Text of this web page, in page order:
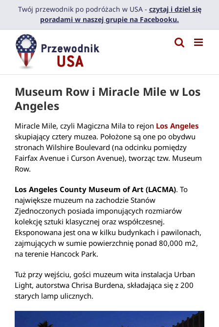
PrzejdźTwój przewodnik po podróżach w USA - czytaj i dziel się
poradami w naszej grupie na Facebooku.
Museum Row i Miracle Mile w Los
Angeles
Miracle Mile, czyli Magiczna Mila to rejon Los Angeles
skupiający cztery muzea. Położone są one po obydwu
stronach Wilshire Boulevard (na odcinku pomiędzy
Fairfax Avenue i Curson Avenue), tworząc tzw. Museum
Row.
Los Angeles County Museum of Art (LACMA). To
największe muzeum na zachodzie Stanów
Zjednoczonych posiada imponujących rozmiarów
kolekcję sztuki klasycznej oraz współczesnej.
Eksponowana jest ona w kilku budynkach i pawilonach,
zajmujących w sumie powierzchnię ponad 80,000 m2,
na terenie Hancock Park.
Tuż przy wejściu, gości muzeum wita instalacja Urban
Light, autorstwa Chrisa Burdena, składająca się z 200
starych lamp ulicznych.